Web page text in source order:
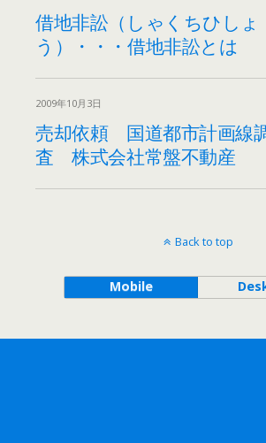
借地非訟（しゃくちひしょ
う）・・・借地非訟とは
2009年10月3日
売却依頼 国道都市計画線
査 株式会社常盤不動産
Back to top
Mobile